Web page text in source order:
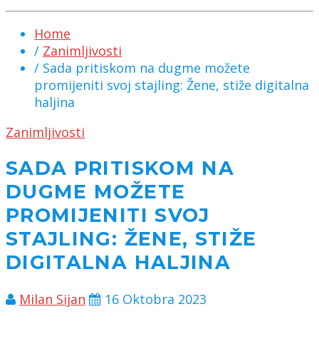
Home
/ Zanimljivosti
/ Sada pritiskom na dugme možete
promijeniti svoj stajling: Žene, stiže digitalna
haljina
Zanimljivosti
SADA PRITISKOM NA
DUGME MOŽETE
PROMIJENITI SVOJ
STAJLING: ŽENE, STIŽE
DIGITALNA HALJINA
Milan Sijan 16 Oktobra 2023